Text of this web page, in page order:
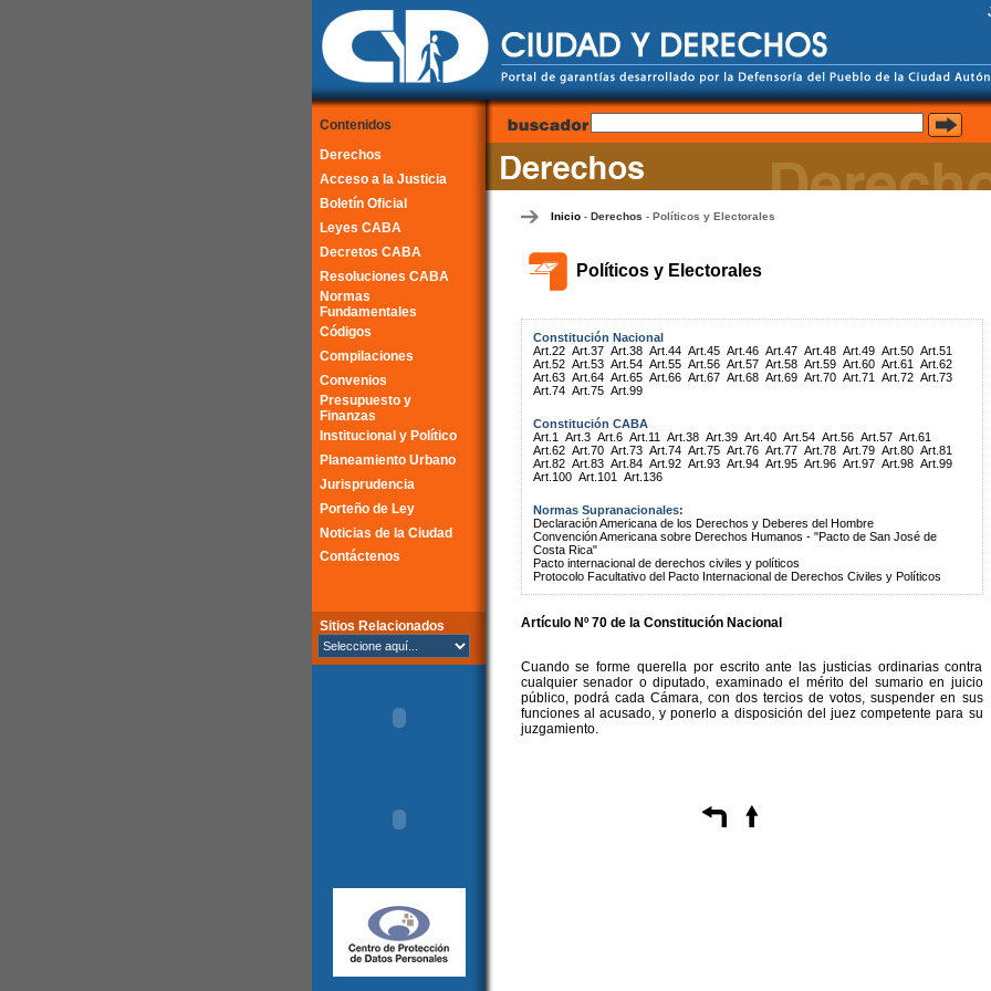
Contenidos
Derechos
Acceso a la Justicia
Boletín Oficial
Leyes CABA
Decretos CABA
Resoluciones CABA
Normas
Fundamentales
Códigos
Compilaciones
Convenios
Presupuesto y
Finanzas
Institucional y Político
Planeamiento Urbano
Jurisprudencia
Porteño de Ley
Noticias de la Ciudad
Contáctenos
Sitios Relacionados
Inicio- Derechos - Políticos y Electorales
Políticos y Electorales
Constitución Nacional
Art.22 Art.37 Art.38 Art.44 Art.45 Art.46 Art.47 Art.48 Art.49 Art.50 Art.51
Art.52 Art.53 Art.54 Art.55 Art.56 Art.57 Art.58 Art.59 Art.60 Art.61
Art.62
Art.63 Art.64 Art.65 Art.66 Art.67 Art.68 Art.69 Art.70 Art.71 Art.72 Art.73
Art.74 Art.75 Art.99
Constitución CABA
Art.1
Art.3 Art.6 Art.11 Art.38 Art.39 Art.40 Art.54 Art.56 Art.57 Art.61
Art.62 Art.70 Art.73 Art.74 Art.75 Art.76 Art.77 Art.78 Art.79 Art.80 Art.81
Art.82 Art.83 Art.84 Art.92 Art.93 Art.94 Art.95 Art.96 Art.97 Art.98 Art.99
Art.100 Art.101 Art.136
Normas Supranacionales:
Declaración Americana de los Derechos y Deberes del Hombre
Convención Americana sobre Derechos Humanos - "Pacto de San José de
Costa Rica"
Pacto internacional de derechos civiles y políticos
Protocolo Facultativo del Pacto Internacional de Derechos Civiles y Políticos
Artículo Nº 70 de la Constitución Nacional
Cuando se forme querella por escrito ante las justicias ordinarias contra
cualquier senador o diputado, examinado el mérito del sumario en juicio
público, podrá cada Cámara, con dos tercios de votos, suspender en sus
funciones al acusado, y ponerlo a disposición del juez competente para su
juzgamiento.